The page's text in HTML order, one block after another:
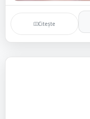
Citește